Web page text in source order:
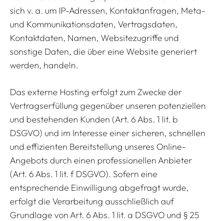
sich v. a. um IP-Adressen, Kontaktanfragen, Meta-
und Kommunikationsdaten, Vertragsdaten,
Kontaktdaten, Namen, Websitezugriffe und
sonstige Daten, die über eine Website generiert
werden, handeln.
Das externe Hosting erfolgt zum Zwecke der
Vertragserfüllung gegenüber unseren potenziellen
und bestehenden Kunden (Art. 6 Abs. 1 lit. b
DSGVO) und im Interesse einer sicheren, schnellen
und effizienten Bereitstellung unseres Online-
Angebots durch einen professionellen Anbieter
(Art. 6 Abs. 1 lit. f DSGVO). Sofern eine
entsprechende Einwilligung abgefragt wurde,
erfolgt die Verarbeitung ausschließlich auf
Grundlage von Art. 6 Abs. 1 lit. a DSGVO und § 25